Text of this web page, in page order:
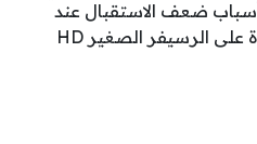
ضعف الاستقبال عند
التعامل مع كيفية تنزيل قناة على الرسيفر الصغير HD